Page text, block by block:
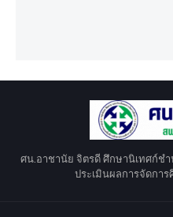
ศน.อาชานัย จิตรดี ศึกษานิเทศก์ช
ประเมินผลการจัดกา